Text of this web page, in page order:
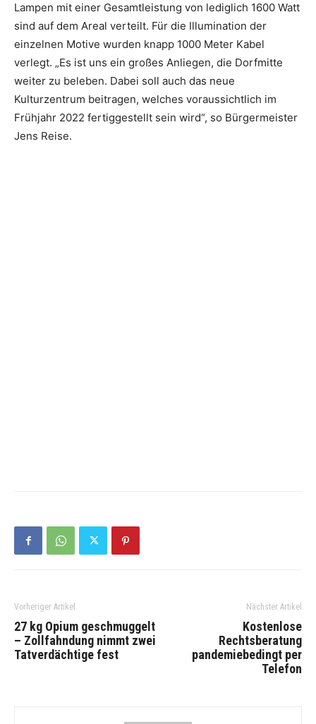
Lampen mit einer Gesamtleistung von lediglich 1600 Watt
sind auf dem Areal verteilt. Für die Illumination der
einzelnen Motive wurden knapp 1000 Meter Kabel
verlegt. „Es ist uns ein großes Anliegen, die Dorfmitte
weiter zu beleben. Dabei soll auch das neue
Kulturzentrum beitragen, welches voraussichtlich im
Frühjahr 2022 fertiggestellt sein wird“, so Bürgermeister
Jens Reise.
Vorheriger Artikel
27 kg Opium geschmuggelt
– Zollfahndung nimmt zwei
Tatverdächtige fest
Nächster Artikel
Kostenlose
Rechtsberatung
pandemiebedingt per
Telefon